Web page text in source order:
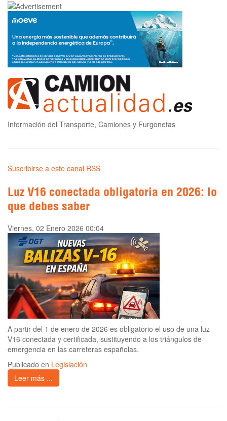
Información del Transporte, Camiones y Furgonetas
Suscribirse a este canal RSS
Luz V16 conectada obligatoria en 2026: lo
que debes saber
Viernes, 02 Enero 2026 00:04
A partir del 1 de enero de 2026 es obligatorio el uso de una luz
V16 conectada y certificada, sustituyendo a los triángulos de
emergencia en las carreteras españolas.
Publicado en Legislación
Leer más ...